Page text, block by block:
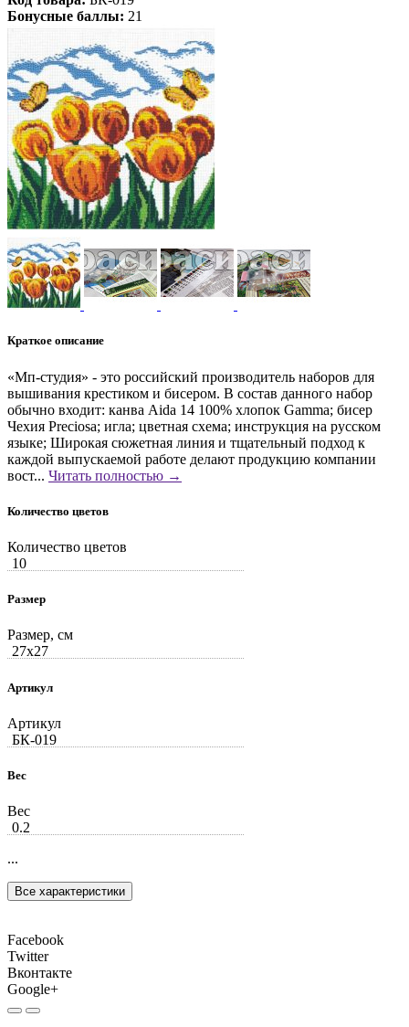
Бонусные баллы: 21
Краткое описание
«Мп-студия» - это российский производитель наборов для
вышивания крестиком и бисером. В состав данного набор
обычно входит: канва Aida 14 100% хлопок Gamma; бисер
Чехия Preciosa; игла; цветная схема; инструкция на русском
языке; Широкая сюжетная линия и тщательный подход к
каждой выпускаемой работе делают продукцию компании
вост... Читать полностью →
Количество цветов
Количество цветов
10
Размер
Размер, см
27x27
Артикул
Артикул
БК-019
Вес
Вес
0.2
...
Все характеристики
Facebook
Twitter
Вконтакте
Google+